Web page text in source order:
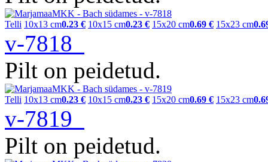
Telli 10x13 cm0.23 € 10x15 cm0.23 € 15x20 cm0.69 € 15x23 cm
v-7818
Pilt on peidetud.
Telli 10x13 cm0.23 € 10x15 cm0.23 € 15x20 cm0.69 € 15x23 cm
v-7819
Pilt on peidetud.